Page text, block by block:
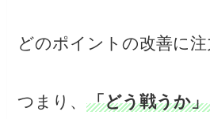
どのポイントの改善に注
つまり、「どう戦うか